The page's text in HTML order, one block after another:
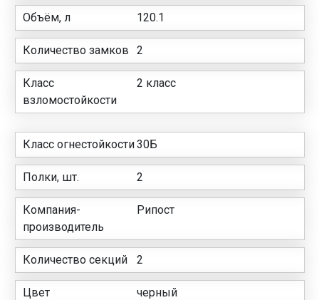
Объём, л 120.1
Количество замков 2
Класс
взломостойкости
2 класс
Класс огнестойкости30Б
Полки, шт. 2
Компания-
производитель
Рипост
Количество секций 2
Цвет черный